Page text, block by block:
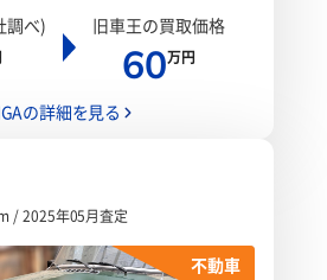
調べ) 旧車王の買取価格
60万円
の詳細を見る
/ 2025年05月査定
不動車